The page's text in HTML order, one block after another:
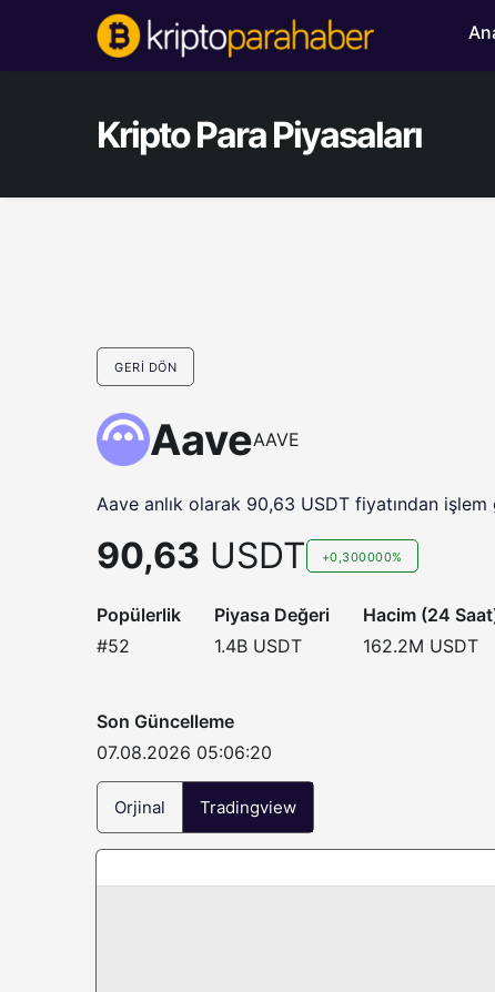
Kripto Para Piyasaları
GERI DÖN
AaveAAVE
Aave anlık olarak 90,63 USDT fiyatından
90,63 USDT +0,300000%
Popülerlik
#52
Piyasa Değeri
1.4B USDT
Hacim (24
162.2M USDT
Son Güncelleme
07.08.2026 05:06:20
Orjinal Tradingview